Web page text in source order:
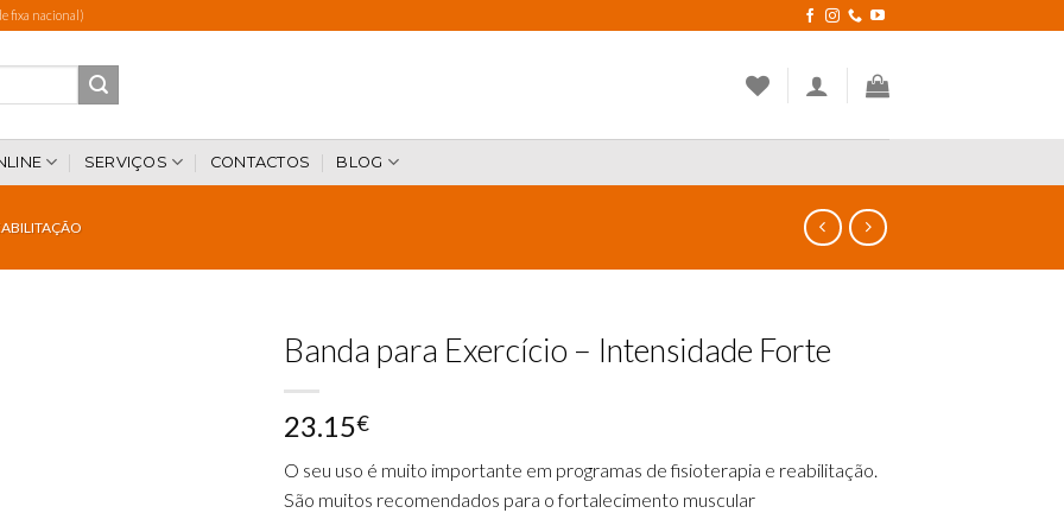
fixa nacional)
SERVIÇOS CONTACTOS BLOG
Banda para Exercício – Intensidade Forte
23.15€
O seu uso é muito importante em programas de fisioterapia e reabilitação.
São muitos recomendados para o fortalecimento muscular